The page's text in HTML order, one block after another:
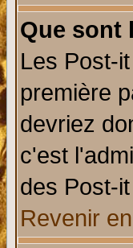
Que sont
Les Post-
première
devriez
c'est
des Post-
Revenir